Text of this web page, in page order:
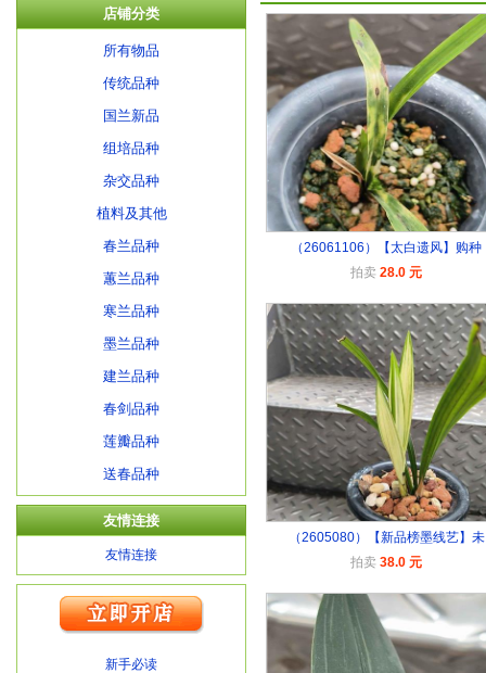
店铺分类
所有物品
传统品种
国兰新品
组培品种
杂交品种
植料及其他
春兰品种
蕙兰品种
寒兰品种
墨兰品种
建兰品种
春剑品种
莲瓣品种
送春品种
友情连接
友情连接
新手必读
（26061106）【太白遗风】购种
拍卖 28.0 元
（2605080）【新品榜墨线艺】未
拍卖 38.0 元